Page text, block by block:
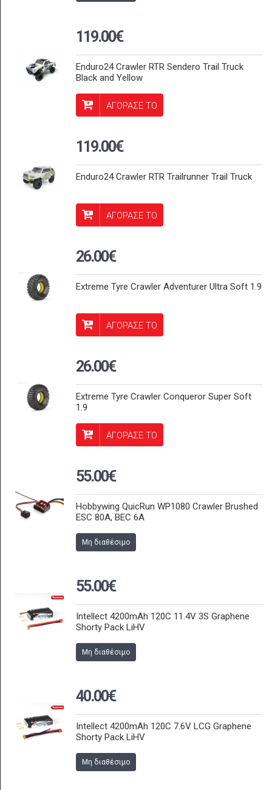
119.00€
Enduro24 Crawler RTR Sendero Trail Truck
Black and Yellow
ΑΓΟΡΑΣΕ ΤΟ
119.00€
Enduro24 Crawler RTR Trailrunner Trail Truck
ΑΓΟΡΑΣΕ ΤΟ
26.00€
Extreme Tyre Crawler Adventurer Ultra Soft 1.9
ΑΓΟΡΑΣΕ ΤΟ
26.00€
Extreme Tyre Crawler Conqueror Super Soft
1.9
ΑΓΟΡΑΣΕ ΤΟ
55.00€
Hobbywing QuicRun WP1080 Crawler Brushed
ESC 80A, BEC 6A
Μη διαθέσιμο
55.00€
Intellect 4200mAh 120C 11.4V 3S Graphene
Shorty Pack LiHV
Μη διαθέσιμο
40.00€
Intellect 4200mAh 120C 7.6V LCG Graphene
Shorty Pack LiHV
Μη διαθέσιμο